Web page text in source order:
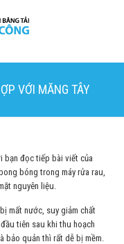
VỚI MĂNG TÂY
bạn đọc tiếp bài viết của
bóng trong máy rửa rau,
nguyên liệu.
mất nước, suy giảm chất
tiên sau khi thu hoạch
bảo quản thì rất dễ bị mềm.